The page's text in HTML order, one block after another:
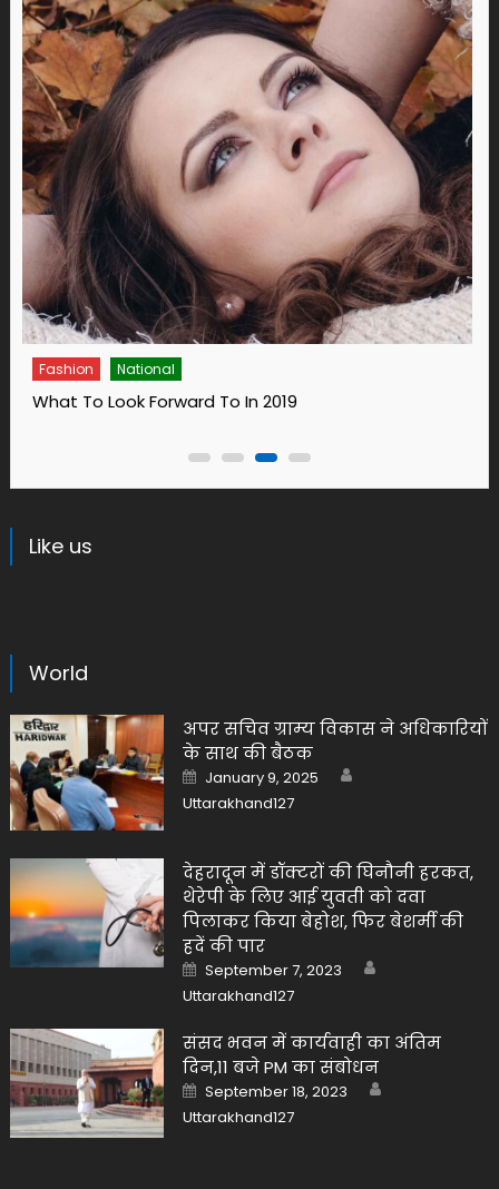
National
To Look Forward To In 2019
Like us
World
अपर सचिव ग्राम्य विकास ने अधिकारियों
के साथ की बैठक
Posted
on
January 9, 2025
Uttarakhand127
देहरादून में डॉक्टरों की घिनौनी हरकत,
थेरेपी के लिए आई युवती को दवा
पिलाकर किया बेहोश, फिर बेशर्मी की
हदें की पार
Posted
on
September 7, 2023
Uttarakhand127
संसद भवन में कार्यवाही का अंतिम
दिन,11 बजे PM का संबोधन
Posted
on
September 18, 2023
Uttarakhand127